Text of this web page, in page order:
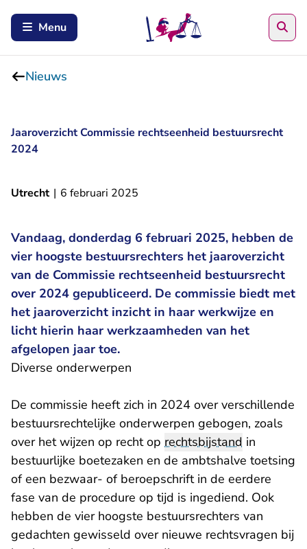
Menu
Nieuws
Jaaroverzicht Commissie rechtseenheid bestuursrecht
2024
Utrecht | 6 februari 2025
Vandaag, donderdag 6 februari 2025, hebben de
vier hoogste bestuursrechters het jaaroverzicht
van de Commissie rechtseenheid bestuursrecht
over 2024 gepubliceerd. De commissie biedt met
het jaaroverzicht inzicht in haar werkwijze en
licht hierin haar werkzaamheden van het
afgelopen jaar toe.
Diverse onderwerpen
De commissie heeft zich in 2024 over verschillende
bestuursrechtelijke onderwerpen gebogen, zoals
over het wijzen op recht op rechtsbijstand in
bestuurlijke boetezaken en de ambtshalve toetsing
of een bezwaar- of beroepschrift in de eerdere
fase van de procedure op tijd is ingediend. Ook
hebben de vier hoogste bestuursrechters van
gedachten gewisseld over nieuwe rechtsvragen bij